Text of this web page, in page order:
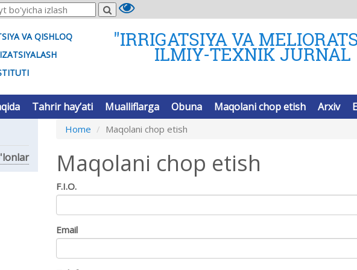
VA QISHLOQ
"IRRIGATSIYA VA
ILMIY-TEXNIK JURNAL
Tahrir hay’ati Mualliflarga Obuna Maqolani chop etish Arxiv
Home Maqolani chop etish
Maqolani chop etish
F.I.O.
Email